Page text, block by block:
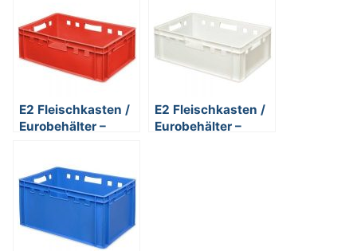
E2 Fleischkasten /
Eurobehälter –
lebensmittelecht,
600 x 400 x 200
mm, rot
E2 Fleischkasten /
Eurobehälter –